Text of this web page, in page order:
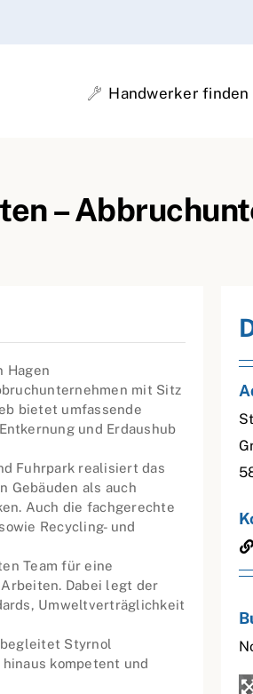
Handwerker finden
–
Hagen
mit Sitz
bietet umfassende
und Erdaushub
Fuhrpark realisiert das
Gebäuden als auch
Auch die fachgerechte
Recycling- und
Team für eine
Dabei legt der
Umweltverträglichkeit
Styrnol
kompetent und